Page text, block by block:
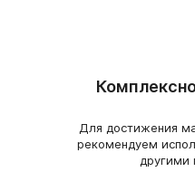
Для достижения
рекомендуем
другими